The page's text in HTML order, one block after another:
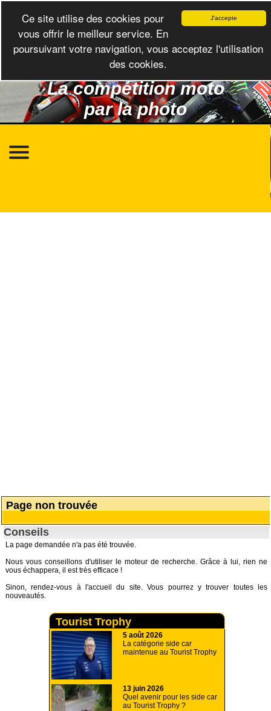
La compétition moto
par la photo
Page non trouvée
Conseils
La page demandée n'a pas été trouvée.
Nous vous conseillons d'utiliser le moteur de recherche. Grâce à lui, rien ne
vous échappera, il est très efficace !
Sinon, rendez-vous à
l'accueil
du site. Vous pourrez y trouver toutes les
nouveautés.
Tourist Trophy
5 août 2026
La catégorie side car
maintenue au Tourist Trophy
13 juin 2026
Quel avenir pour les side car
au Tourist Trophy ?
J'accepte
Ce site utilise des cookies pour
vous offrir le meilleur service. En
poursuivant votre navigation, vous acceptez l'utilisation
des cookies.